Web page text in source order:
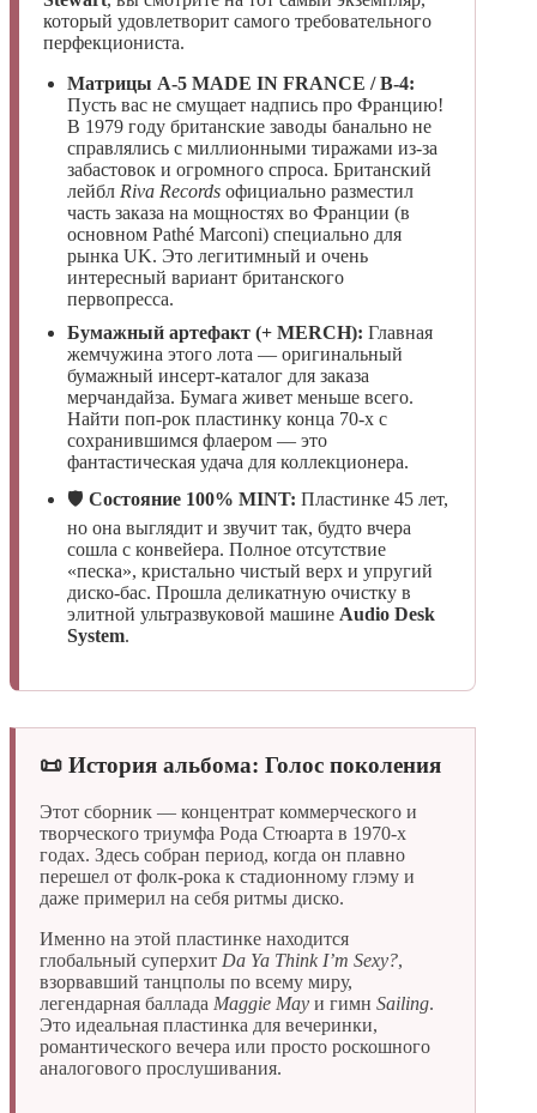
который удовлетворит самого требовательного
перфекциониста.
Матрицы A-5 MADE IN FRANCE / B-4:
Пусть вас не смущает надпись про Францию!
В 1979 году британские заводы банально не
справлялись с миллионными тиражами из-за
забастовок и огромного спроса. Британский
лейбл Riva Records официально разместил
часть заказа на мощностях во Франции (в
основном Pathé Marconi) специально для
рынка UK. Это легитимный и очень
интересный вариант британского
первопресса.
Бумажный артефакт (+ MERCH): Главная
жемчужина этого лота — оригинальный
бумажный инсерт-каталог для заказа
мерчандайза. Бумага живет меньше всего.
Найти поп-рок пластинку конца 70-х с
сохранившимся флаером — это
фантастическая удача для коллекционера.
🛡️ Состояние 100% MINT: Пластинке 45 лет,
но она выглядит и звучит так, будто вчера
сошла с конвейера. Полное отсутствие
«песка», кристально чистый верх и упругий
диско-бас. Прошла деликатную очистку в
элитной ультразвуковой машине Audio Desk
System.
📜 История альбома: Голос поколения
Этот сборник — концентрат коммерческого и
творческого триумфа Рода Стюарта в 1970-х
годах. Здесь собран период, когда он плавно
перешел от фолк-рока к стадионному глэму и
даже примерил на себя ритмы диско.
Именно на этой пластинке находится
глобальный суперхит Da Ya Think I’m Sexy?,
взорвавший танцполы по всему миру,
легендарная баллада Maggie May и гимн Sailing.
Это идеальная пластинка для вечеринки,
романтического вечера или просто роскошного
аналогового прослушивания.